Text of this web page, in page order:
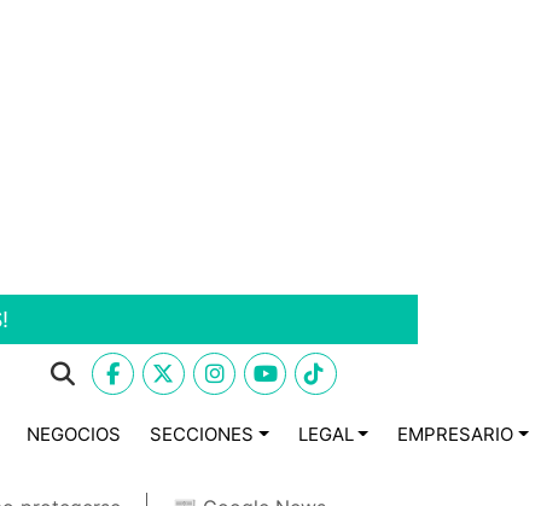
NEGOCIOS SECCIONES LEGAL EMPRESARIO